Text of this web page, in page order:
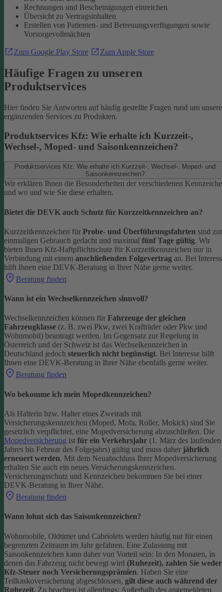
Rechnungen und Bescheinigungen einreichen
Übersicht zu Vertragsinhalten
Erstellen von Patienten- und Betreuungsverfügungen sowie
Vorsorgevollmächten
Zum Google Play Store Zum Apple Store
Häufige Fragen zu unseren
Produktservices
Hier finden Sie Antworten auf häufig gestellte Fragen rund um unsere
ergänzenden Services zu Produkten.
Produktservices Kfz: Wie erhalte ich Kurzzeit-,
Wechsel-, Moped- und Saisonkennzeichen?
Produktservices Kfz: Wie erhalte ich Kurzzeit-, Wechsel-, Moped- und
Saisonkennzeichen?
Wir erklären Ihnen die Besonderheiten der verschiedenen
und wo und wie Sie diese erhalten.
Bietet die DEVK auch Schutz für Kurzzeitkennzeichen an?
Kurzzeitkennzeichen für Probe- und Überführungsfahrten sind
einmaligen Gebrauch gedacht und maximal fünf Tage gültig. Wir
bieten Ihnen Kfz-Haftpflichtschutz für Kurzzeitkennzeichen nur in
Verbindung mit einem anschließenden Folgevertrag an. Bei
hilft Ihnen eine DEVK-Beratung in Ihrer Nähe gerne weiter.
Beratung finden
Wann ist ein Wechselkennzeichen sinnvoll?
Wechselkennzeichen können für Fahrzeuge der gleichen
Fahrzeugklasse (z. B. zwei Pkw, zwei Krafträder oder Pkw und
Wohnmobil) beantragt werden. Im Gegensatz zur Regelung in
Österreich und der Schweiz ist das Wechselkennzeichen in
Deutschland jedoch steuerlich nicht begünstigt. Bei Interesse hilft
Ihnen eine DEVK-Beratung in Ihrer Nähe ebenfalls gerne weiter.
Beratung finden
Wo bekomme ich mein Mopedkennzeichen?
Als Halterin bzw. Halter eines Zweirads mit
Versicherungskennzeichen (Moped, Mofa, Roller, Mokick) sind Sie
gesetzlich verpflichtet, eine Mopedversicherung abzuschließen. Die
Mopedversicherung ist für ein Verkehrsjahr (1. März des laufenden
Jahres bis Februar des Folgejahrs) gültig und muss daher jährlich
erneuert werden. Mit dem Neuabschluss Ihrer Mopedversicherung
erhalten Sie auch ein neues Versicherungskennzeichen.
Versicherungsschutz und Kennzeichen bekommen Sie bei einer
DEVK-Beratung in Ihrer Nähe.
Beratung finden
Wann lohnt sich das Saisonkennzeichen?
Wohnmobile, Oldtimer und Cabriolets werden häufig nur für einen
begrenzten Zeitraum im Jahr gefahren. Eine Zulassung mit
Saisonkennzeichen kann daher von Vorteil sein: In den Monaten, in
denen das Fahrzeug nicht bewegt wird (Ruhezeit), zahlen Sie weder
Kfz-Steuer noch Versicherungsprämien. Haben Sie eine
Teilkaskoversicherung abgeschlossen, gilt diese auch während der
Ruhezeit. Zu beachten ist allerdings: Außerhalb des angemeldeten